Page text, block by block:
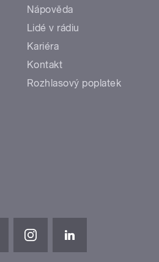
Nápověda
Lidé v rádiu
Kariéra
Kontakt
Rozhlasový poplatek